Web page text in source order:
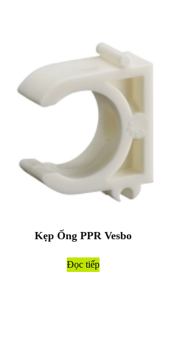
Kẹp Ống PPR Vesbo
Đọc tiếp